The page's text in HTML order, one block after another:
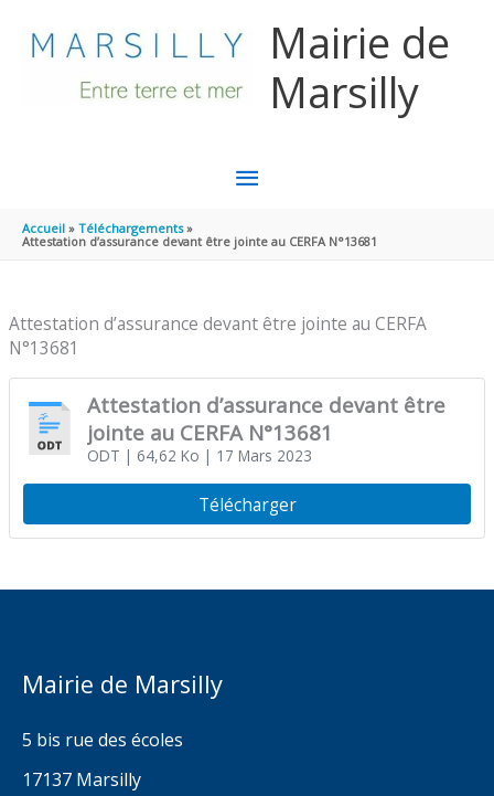
Mairie de
Marsilly
MENU
PRINCIPAL
Accueil
Téléchargements
Attestation d’assurance devant être jointe au CERFA N°13681
Attestation d’assurance devant être jointe au CERFA
N°13681
Attestation d’assurance devant être
jointe au CERFA N°13681
ODT | 64,62 Ko | 17 Mars 2023
Télécharger
Mairie de Marsilly
5 bis rue des écoles
17137 Marsilly